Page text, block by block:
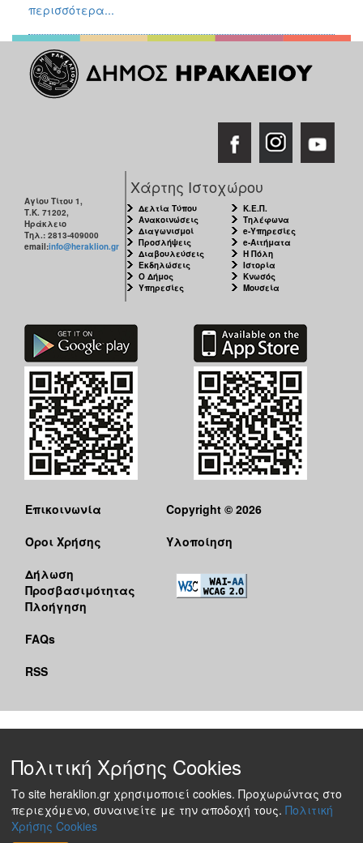
περισσότερα...
Αγίου Τίτου 1,
Τ.Κ. 71202,
Ηράκλειο
Τηλ.: 2813-409000
email:info@heraklion.gr
Χάρτης Ιστοχώρου
Δελτία Τύπου
Ανακοινώσεις
Διαγωνισμοί
Προσλήψεις
Διαβουλεύσεις
Εκδηλώσεις
Ο Δήμος
Υπηρεσίες
Κ.Ε.Π.
Τηλέφωνα
e-Υπηρεσίες
e-Αιτήματα
Η Πόλη
Ιστορία
Κνωσός
Μουσεία
Επικοινωνία
Όροι Χρήσης
Δήλωση
Προσβασιμότητας
Πλοήγηση
FAQs
RSS
Copyright © 2026
Υλοποίηση
Πολιτική Χρήσης Cookies
Το site heraklion.gr χρησιμοποιεί cookies. Προχωρώντας στο
περιεχόμενο, συναινείτε με την αποδοχή τους. Πολιτική
Χρήσης Cookies